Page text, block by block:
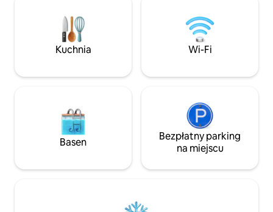
calowego telewizora Smart TV
z Netflixem, szybkiego Wi-Fi, kuchni,
pralki/suszarki, siłowni, sauny, basenu
oraz barów, restauracji i galerii na
cieszyć się swoim
został
najlepszych
stworzyli
Kuchnia Wi-Fi
Basen
Bezpłatny parking
na miejscu